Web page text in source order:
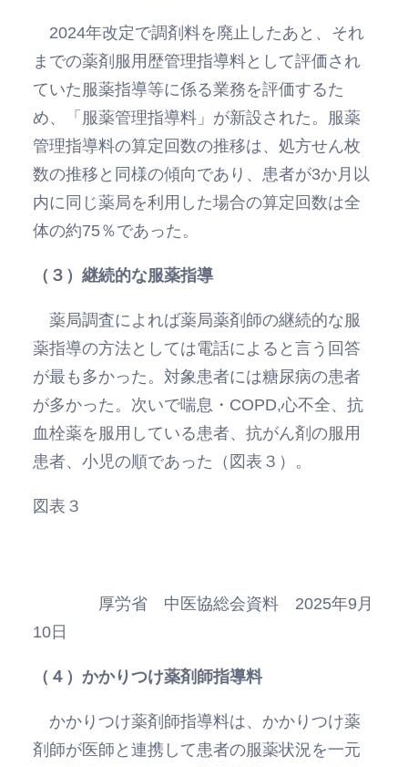
2024年改定で調剤料を廃止したあと、それ
までの薬剤服用歴管理指導料として評価され
ていた服薬指導等に係る業務を評価するた
め、「服薬管理指導料」が新設された。服薬
管理指導料の算定回数の推移は、処方せん枚
数の推移と同様の傾向であり、患者が3か月以
内に同じ薬局を利用した場合の算定回数は全
体の約75％であった。
（３）継続的な服薬指導
薬局調査によれば薬局薬剤師の継続的な服
薬指導の方法としては電話によると言う回答
が最も多かった。対象患者には糖尿病の患者
が多かった。次いで喘息・COPD,心不全、抗
血栓薬を服用している患者、抗がん剤の服用
患者、小児の順であった（図表３）。
図表３
厚労省 中医協総会資料 2025年9月
10日
（４）かかりつけ薬剤師指導料
かかりつけ薬剤師指導料は、かかりつけ薬
剤師が医師と連携して患者の服薬状況を一元